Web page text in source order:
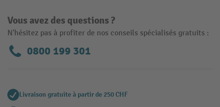
Vous avez des questions ?
N'hésitez pas à profiter de nos conseils spécialisés gratuits :
0800 199 301
Livraison gratuite à partir de 250 CHF